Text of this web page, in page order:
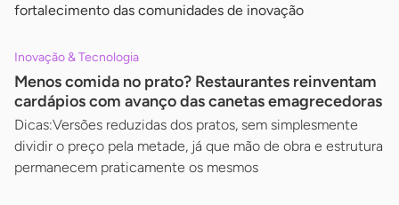
fortalecimento das comunidades de inovação
Inovação & Tecnologia
Menos comida no prato? Restaurantes reinventam
cardápios com avanço das canetas emagrecedoras
Dicas:Versões reduzidas dos pratos, sem simplesmente
dividir o preço pela metade, já que mão de obra e estrutura
permanecem praticamente os mesmos